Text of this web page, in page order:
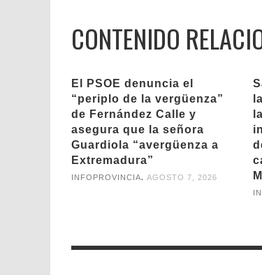
CONTENIDO
El PSOE denuncia el
“periplo de la vergüenza”
de Fernández Calle y
asegura que la señora
Guardiola “avergüenza a
Extremadura”
INFOPROVINCIA AGOSTO 7, 2026